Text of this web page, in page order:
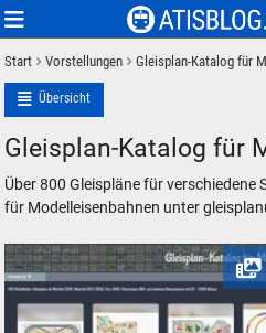
Start Vorstellungen Gleisplan-Katalog für
Übersicht
Gleisplan-Katalog für
Über 800 Gleispläne für verschiedene
für Modelleisenbahnen unter